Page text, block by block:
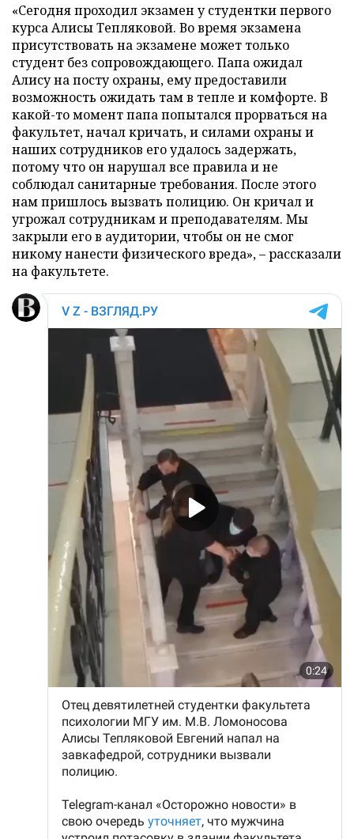
«Сегодня проходил экзамен у студентки первого
курса Алисы Тепляковой. Во время экзамена
присутствовать на экзамене может только
студент без сопровождающего. Папа ожидал
Алису на посту охраны, ему предоставили
возможность ожидать там в тепле и комфорте. В
какой-то момент папа попытался прорваться на
факультет, начал кричать, и силами охраны и
наших сотрудников его удалось задержать,
потому что он нарушал все правила и не
соблюдал санитарные требования. После этого
нам пришлось вызвать полицию. Он кричал и
угрожал сотрудникам и преподавателям. Мы
закрыли его в аудитории, чтобы он не смог
никому нанести физического вреда», – рассказали
на факультете.